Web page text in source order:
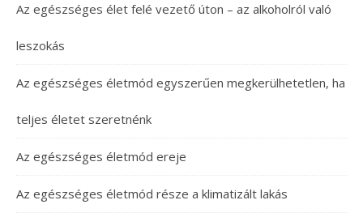
Az egészséges élet felé vezető úton – az alkoholról való
leszokás
Az egészséges életmód egyszerűen megkerülhetetlen, ha
teljes életet szeretnénk
Az egészséges életmód ereje
Az egészséges életmód része a klimatizált lakás